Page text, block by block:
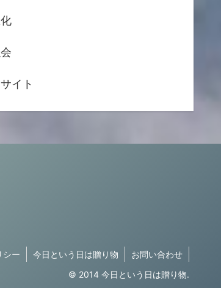
イト
シー 今日という日は贈り物
お問い合わせ
© 2014 今日という日は贈り物.